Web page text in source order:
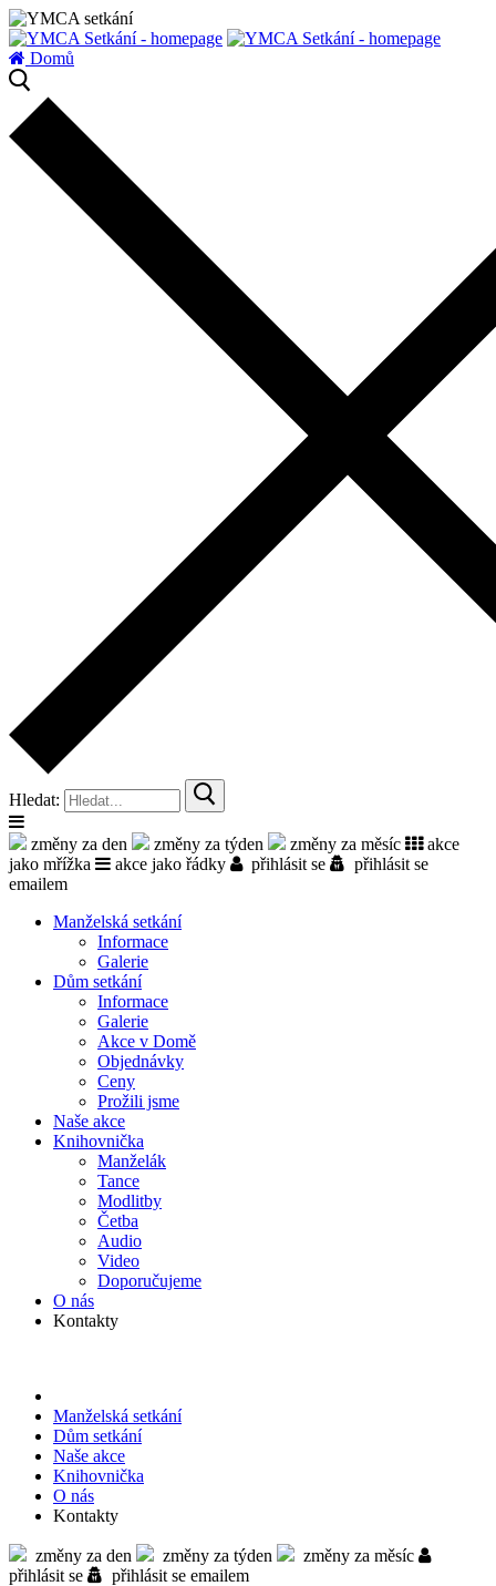
Domů
Hledat:
změny za den změny za týden změny za měsíc
akce
jako mřížka
akce jako řádky přihlásit se
přihlásit se
emailem
Manželská setkání
Informace
Galerie
Dům setkání
Informace
Galerie
Akce v Domě
Objed­návky
Ceny
Prožili jsme
Naše akce
Knihov­nička
Manželák
Tance
Modlitby
Četba
Audio
Video
Doporu­čujeme
O nás
Kontakty
Manželská setkání
Dům setkání
Naše akce
Knihov­nička
O nás
Kontakty
změny za den změny za týden
změny za měsíc
přihlásit se
přihlásit se emailem
zatížení serveru